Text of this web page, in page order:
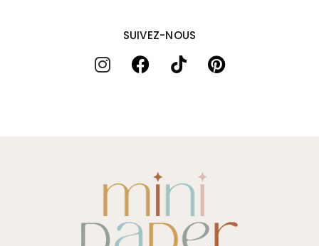
SUIVEZ-NOUS